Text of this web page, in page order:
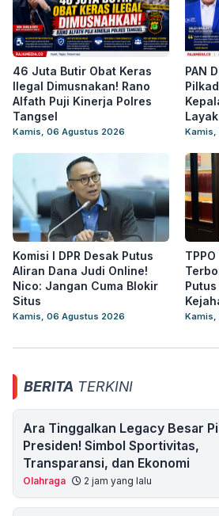
46 Juta Butir Obat Keras
Ilegal Dimusnakan! Rano
Alfath Puji Kinerja Polres
Tangsel
Kamis, 06 Agustus 2026
PAN
Kamis,
Komisi I DPR Desak Putus
Aliran Dana Judi Online!
Nico: Jangan Cuma Blokir
Situs
Kamis, 06 Agustus 2026 Kamis,
BERITA TERKINI
Ara Tinggalkan Legacy Besar
Presiden! Simbol Sportivitas,
Transparansi, dan Ekonomi
Olahraga 2 jam yang lalu